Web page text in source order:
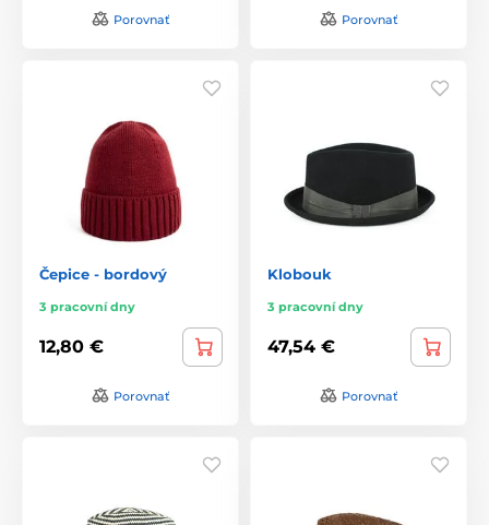
Porovnať Porovnať
Čepice - bordový
3 pracovní dny
12,80 €
Porovnať
Klobouk
3 pracovní dny
47,54 €
Porovnať